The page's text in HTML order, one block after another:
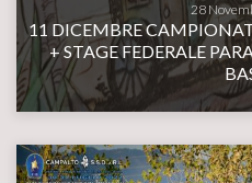
28
11 DICEMBRE
+ STAGE FEDERALE